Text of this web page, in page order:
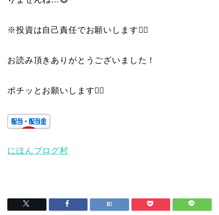
※投資は自己責任でお願いします🙇‍♀️
お読み頂きありがとうございました！
ポチッとお願いします🙇‍♀️
にほんブログ村